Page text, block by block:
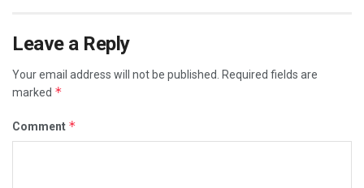
Leave a Reply
Your email address will not be published.
Required fields are
marked *
Comment *